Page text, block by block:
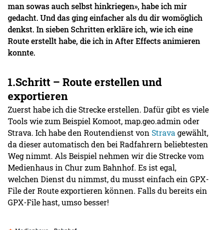
man sowas auch selbst hinkriegen», habe ich mir
gedacht. Und das ging einfacher als du dir womöglich
denkst. In sieben Schritten erkläre ich, wie ich eine
Route erstellt habe, die ich in After Effects animieren
konnte.
1.Schritt – Route erstellen und
exportieren
Zuerst habe ich die Strecke erstellen. Dafür gibt es viele
Tools wie zum Beispiel Komoot, map.geo.admin oder
Strava. Ich habe den Routendienst von Strava gewählt,
da dieser automatisch den bei Radfahrern beliebtesten
Weg nimmt. Als Beispiel nehmen wir die Strecke vom
Medienhaus in Chur zum Bahnhof. Es ist egal,
welchen Dienst du nimmst, du musst einfach ein GPX-
File der Route exportieren können. Falls du bereits ein
GPX-File hast, umso besser!